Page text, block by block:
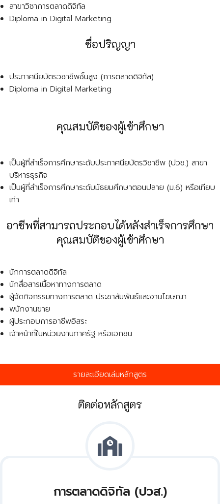
สาขาวิชาการตลาดดิจิทัล
Diploma in Digital Marketing
ชื่อปริญญา
ประกาศนียบัตรวชาชีพชั้นสูง (การตลาดดิจิทัล)
Diploma in Digital Marketing
คุณสมบัติของผู้เข้าศึกษา
เป็นผู้ที่สำเร็จการศึกษาระดับประกาศนียบัตรวิชาชีพ (ปวช.) สาขา
บริหารธุรกิจ
เป็นผู้ที่สำเร็จการศึกษาระดับมัธยมศึกษาตอนปลาย (ม.6) หรือเทียบ
เท่า
อาชีพที่สามารถประกอบได้หลังสำเร็จการศึกษา
คุณสมบัติของผู้เข้าศึกษา
นักการตลาดดิจิทัล
นักสื่อสารเนื้อหาทางการตลาด
ผู้จัดกิจกรรมทางการตลาด ประชาสัมพันธ์และงานโฆษณา
พนักงานขาย
ผู้ประกอบการอาชีพอิสระ
เจ้าหน้าที่ในหน่วยงานภาครัฐ หรือเอกชน
รายละเอียดเล่มหลักสูตร
ติดต่อหลักสูตร
การตลาดดิจิทัล (ปวส.)